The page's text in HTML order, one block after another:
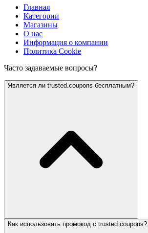
Главная
Категории
Магазины
О нас
Информация о компании
Политика Cookie
Часто задаваемые вопросы?
Является ли trusted.coupons бесплатным?
Как использовать промокод с trusted.coupons?